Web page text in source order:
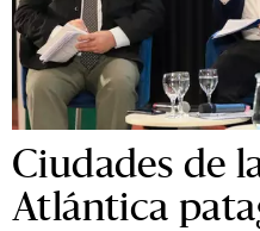
Ciudades de
Atlántica